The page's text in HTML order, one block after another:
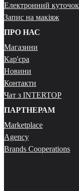
Електронний
Запис на макіяж
ПРО НАС
Магазини
Кар'єра
Новини
Контакти
Чат з INTERTOP
ПАРТНЕРАМ
Marketplace
Agency
Brands Cooperations